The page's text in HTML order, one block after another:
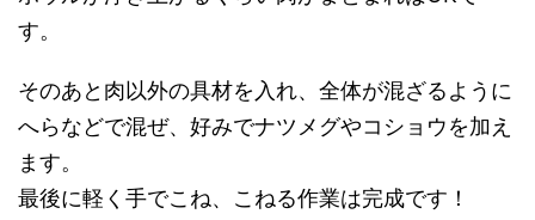
す。
そのあと肉以外の具材を入れ、全体が混ざるように
へらなどで混ぜ、好みでナツメグやコショウを加え
ます。
最後に軽く手でこね、こねる作業は完成です！